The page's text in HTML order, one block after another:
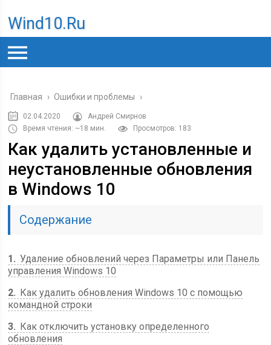
Wind10.ru
Главная › Ошибки и проблемы ›
02.04.2020
Андрей Смирнов
Время чтения: ~18 мин.
Просмотров: 183
Как удалить установленные и
неустановленные обновления
в Windows 10
Содержание
1
Удаление обновлений через Параметры или Панель
управления Windows 10
2
Как удалить обновления Windows 10 с помощью
командной строки
3
Как отключить установку определенного
обновления